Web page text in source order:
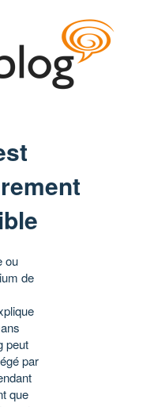
ou
de
peut
par
que